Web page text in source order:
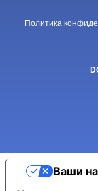
Политика
Ваши